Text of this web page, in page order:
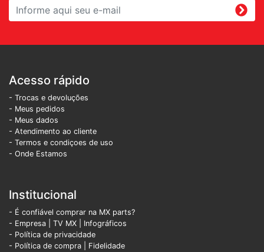
Acesso rápido
- Trocas e devoluções
- Meus pedidos
- Meus dados
- Atendimento ao cliente
- Termos e condiçoes de uso
- Onde Estamos
Institucional
- É confiável comprar na MX parts?
- Empresa
TV MX
Infográficos
- Política de privacidade
- Política de compra | Fidelidade